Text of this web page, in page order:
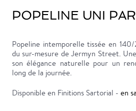
POPELINE UNI
Popeline intemporelle tissée en
du sur-mesure de Jermyn Street.
son élégance naturelle pour un
long de la journée.
Disponible en Finitions Sartorial - en